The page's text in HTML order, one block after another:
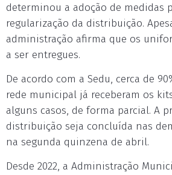
determinou a adoção de medidas
regularização da distribuição.
administração afirma que os
a ser entregues.
De acordo com a Sedu, cerca de
rede municipal já receberam os
alguns casos, de forma parcial. A
distribuição seja concluída nas
na segunda quinzena de abril.
Desde 2022, a Administração